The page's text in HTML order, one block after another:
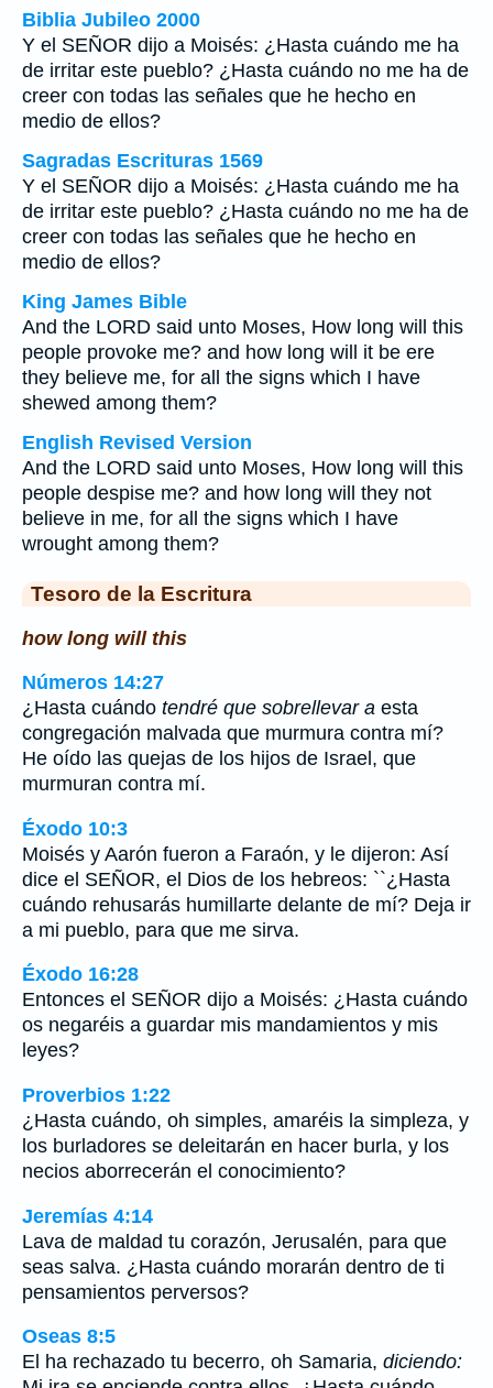
Biblia Jubileo 2000
Y el SEÑOR dijo a Moisés: ¿Hasta cuándo me ha
de irritar este pueblo? ¿Hasta cuándo no me ha de
creer con todas las señales que he hecho en
medio de ellos?
Sagradas Escrituras 1569
Y el SEÑOR dijo a Moisés: ¿Hasta cuándo me ha
de irritar este pueblo? ¿Hasta cuándo no me ha de
creer con todas las señales que he hecho en
medio de ellos?
King James Bible
And the LORD said unto Moses, How long will this
people provoke me? and how long will it be ere
they believe me, for all the signs which I have
shewed among them?
English Revised Version
And the LORD said unto Moses, How long will this
people despise me? and how long will they not
believe in me, for all the signs which I have
wrought among them?
Tesoro de la Escritura
how long will this
Números 14:27
¿Hasta cuándo tendré que sobrellevar a esta
congregación malvada que murmura contra mí?
He oído las quejas de los hijos de Israel, que
murmuran contra mí.
Éxodo 10:3
Moisés y Aarón fueron a Faraón, y le dijeron: Así
dice el SEÑOR, el Dios de los hebreos: ``¿Hasta
cuándo rehusarás humillarte delante de mí? Deja ir
a mi pueblo, para que me sirva.
Éxodo 16:28
Entonces el SEÑOR dijo a Moisés: ¿Hasta cuándo
os negaréis a guardar mis mandamientos y mis
leyes?
Proverbios 1:22
¿Hasta cuándo, oh simples, amaréis la simpleza, y
los burladores se deleitarán en hacer burla, y los
necios aborrecerán el conocimiento?
Jeremías 4:14
Lava de maldad tu corazón, Jerusalén, para que
seas salva. ¿Hasta cuándo morarán dentro de ti
pensamientos perversos?
Oseas 8:5
El ha rechazado tu becerro, oh Samaria, diciendo: